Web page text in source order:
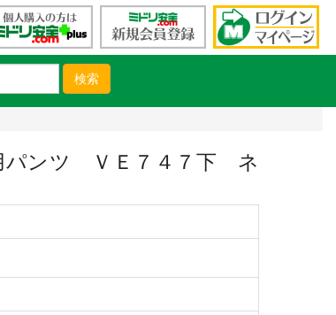
検索
パンツ ＶＥ７４７下 ネ